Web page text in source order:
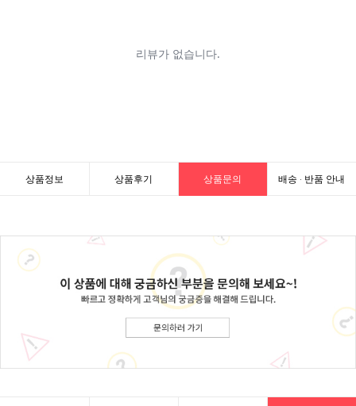
상품정보 상품후기 상품문의 배송 · 반품 안내